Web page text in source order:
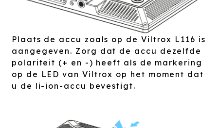
Plaats de accu zoals op de Viltrox L116 is
aangegeven. Zorg dat de accu dezelfde
polariteit (+ en -) heeft als de markering
op de LED van Viltrox op het moment dat
u de li-ion-accu bevestigt.